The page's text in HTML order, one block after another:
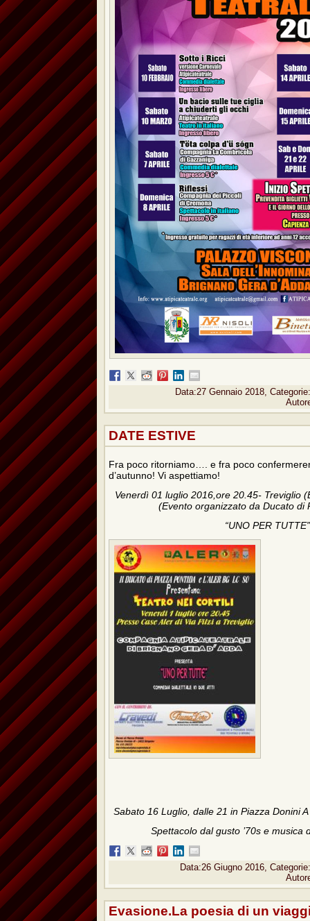
Data:27 Gennaio 2018,
DATE ESTIVE
Fra poco ritorniamo…. e fra poco
d’autunno! Vi aspettiamo!
Venerdì 01 luglio 2016,ore 20.45- Treviglio
(Evento organizzato da Ducato di
“UNO PER TUTTE”
Sabato 16 Luglio, dalle 21 in Piazza Donini
Spettacolo dal gusto ’70s e musica
Data:26 Giugno 2016,
Evasione.La poesia di un